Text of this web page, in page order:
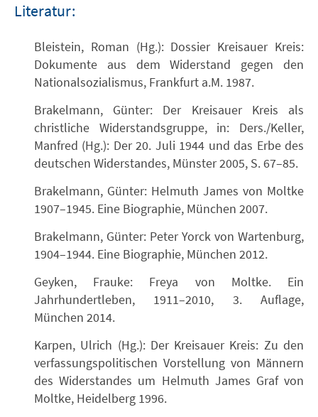
Literatur:
Bleistein, Roman (Hg.): Dossier Kreisauer Kreis:
Dokumente aus dem Widerstand gegen den
Nationalsozialismus, Frankfurt a.M. 1987.
Brakelmann, Günter: Der Kreisauer Kreis als
christliche Widerstandsgruppe, in: Ders./Keller,
Manfred (Hg.): Der 20. Juli 1944 und das Erbe des
deutschen Widerstandes, Münster 2005, S. 67–85.
Brakelmann, Günter: Helmuth James von Moltke
1907–1945. Eine Biographie, München 2007.
Brakelmann, Günter: Peter Yorck von Wartenburg,
1904–1944. Eine Biographie, München 2012.
Geyken, Frauke: Freya von Moltke. Ein
Jahrhundertleben, 1911–2010, 3. Auflage,
München 2014.
Karpen, Ulrich (Hg.): Der Kreisauer Kreis: Zu den
verfassungspolitischen Vorstellung von Männern
des Widerstandes um Helmuth James Graf von
Moltke, Heidelberg 1996.